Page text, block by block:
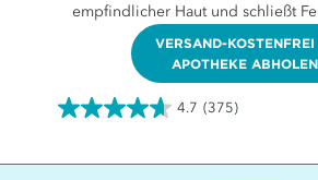
empfindlicher Haut und schließt
VERSAND-
APOTHEKE ABHOLEN
4.7 (375)
4.7
5